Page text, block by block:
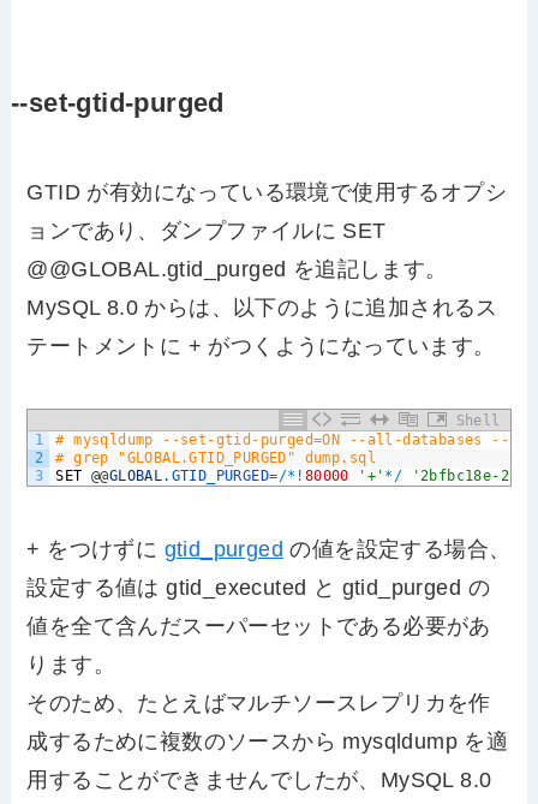
--set-gtid-purged
GTID が有効になっている環境で使用するオプシ
ョンであり、ダンプファイルに SET
@@GLOBAL.gtid_purged を追記します。
MySQL 8.0 からは、以下のように追加されるス
テートメントに + がつくようになっています。
Shell
1
2
3
# mysqldump --set-gtid-purged=ON --all-databases --
# grep "GLOBAL.GTID_PURGED" dump.sql
SET @@GLOBAL .GTID_PURGED=/* ! 80000 '+' * / '2bfbc18e-
+ をつけずに gtid_purged の値を設定する場合、
設定する値は gtid_executed と gtid_purged の
値を全て含んだスーパーセットである必要があ
ります。
そのため、たとえばマルチソースレプリカを作
成するために複数のソースから mysqldump を適
用することができませんでしたが、MySQL 8.0